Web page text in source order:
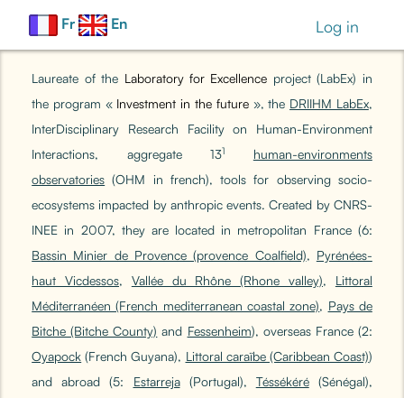
Fr En Log in
Laureate of the Laboratory for Excellence project (LabEx) in
the program « Investment in the future», the DRIIHM LabEx,
InterDisciplinary Research Facility on Human-Environment
Interactions, aggregate 131 human-environments
observatories (OHM in french), tools for observing socio-
ecosystems impacted by anthropic events. Created by CNRS-
INEE in 2007, they are located in metropolitan France (6:
Bassin Minier de Provence (provence Coalfield), Pyrénées-
haut Vicdessos, Vallée du Rhône (Rhone valley), Littoral
Méditerranéen (French mediterranean coastal zone), Pays de
Bitche (Bitche County) and Fessenheim), overseas France (2:
Oyapock (French Guyana), Littoral caraïbe (Caribbean Coast))
and abroad (5: Estarreja(Portugal), Téssékéré(Sénégal),